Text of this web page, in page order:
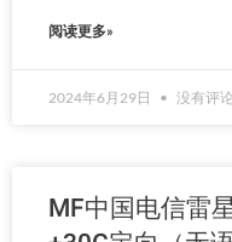
阅读更多»
2024年6月29日 没有评论
MF中国电信雷